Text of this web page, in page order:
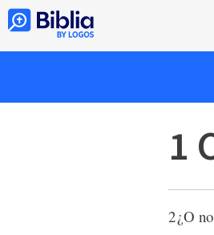
1
2¿O